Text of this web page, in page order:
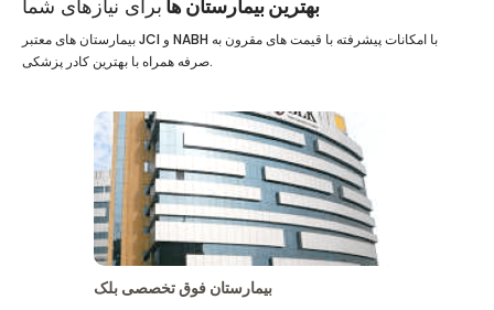
بهترین بیمارستان ها برای نیازهای شما
بیمارستان های معتبر JCI و NABH با امکانات پیشرفته با قیمت های مقرون به
صرفه همراه با بهترین کادر پزشکی.
بیمارستان فوق تخصصی بلک